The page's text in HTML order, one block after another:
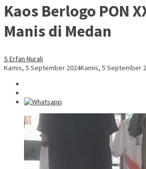
Kaos Berlogo PON
Manis di Medan
S Erfan Nurali
Kamis, 5 September 2024Kamis, 5 September